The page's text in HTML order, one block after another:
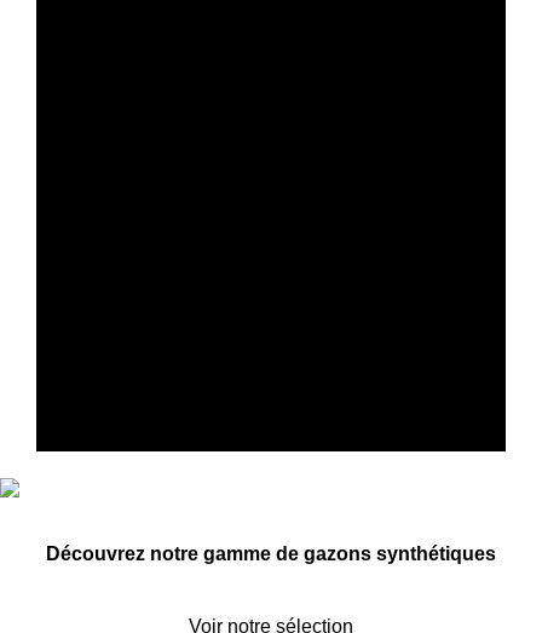
Découvrez notre gamme de gazons synthétiques
Voir notre sélection